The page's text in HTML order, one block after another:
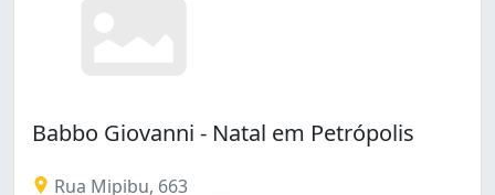
Babbo Giovanni - Natal em Petrópolis
Rua Mipibu, 663